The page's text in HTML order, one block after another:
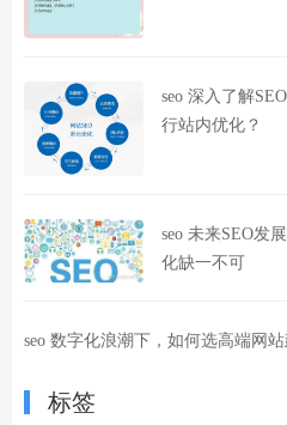
seo 深入了解
行站内优化？
seo 未来SEO发
化缺一不可
seo 数字化浪潮下，如何选高端网
标签